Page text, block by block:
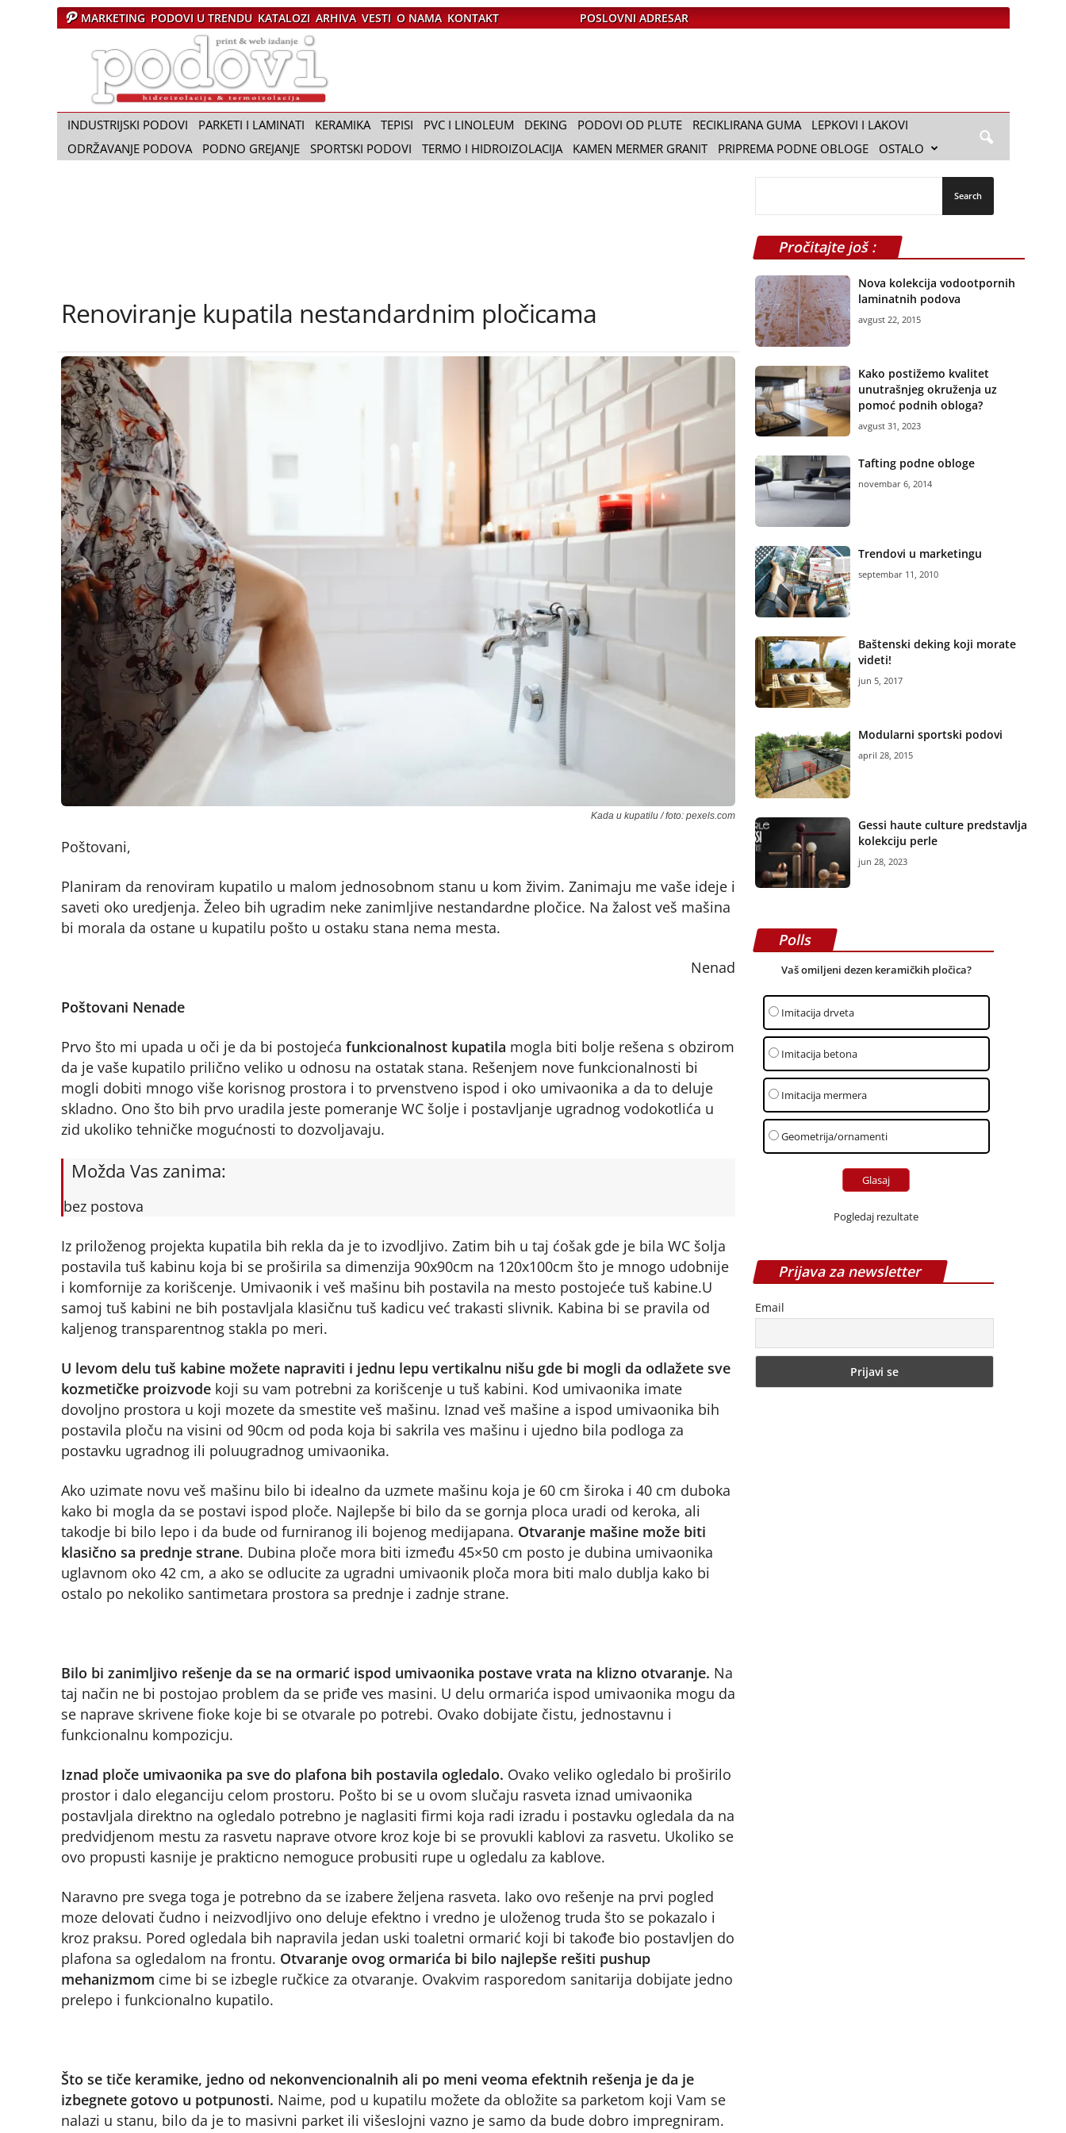
MARKETING PODOVI U TRENDU KATALOZI ARHIVA VESTI O NAMA KONTAKT POSLOVNI ADRESAR
a
p
i
P
INDUSTRIJSKI PODOVI PARKETI I LAMINATI KERAMIKA TEPISI PVC I LINOLEUM DEKING PODOVI OD PLUTE RECIKLIRANA GUMA
LEPKOVI I LAKOVI
ODRŽAVANJE PODOVA
PODNO GREJANJE SPORTSKI PODOVI TERMO I HIDROIZOLACIJA KAMEN MERMER GRANIT PRIPREMA PODNE OBLOGE OSTALO
Renoviranje kupatila nestandardnim pločicama
Kada u kupatilu / foto: pexels.com
Poštovani,
Planiram da renoviram kupatilo u malom jednosobnom stanu u kom živim. Zanimaju me vaše ideje i
saveti oko uredjenja. Želeo bih ugradim neke zanimljive nestandardne pločice. Na žalost veš mašina
bi morala da ostane u kupatilu pošto u ostaku stana nema mesta.
Nenad
Poštovani Nenade
Prvo što mi upada u oči je da bi postojeća funkcionalnost kupatila mogla biti bolje rešena s obzirom
da je vaše kupatilo prilično veliko u odnosu na ostatak stana. Rešenjem nove funkcionalnosti bi
mogli dobiti mnogo više korisnog prostora i to prvenstveno ispod i oko umivaonika a da to deluje
skladno. Ono što bih prvo uradila jeste pomeranje WC šolje i postavljanje ugradnog vodokotlića u
zid ukoliko tehničke mogućnosti to dozvoljavaju.
Možda Vas zanima:
bez postova
Iz priloženog projekta kupatila bih rekla da je to izvodljivo. Zatim bih u taj ćošak gde je bila WC šolja
postavila tuš kabinu koja bi se proširila sa dimenzija 90x90cm na 120x100cm što je mnogo udobnije
i komfornije za korišcenje. Umivaonik i veš mašinu bih postavila na mesto postojeće tuš kabine.U
samoj tuš kabini ne bih postavljala klasičnu tuš kadicu već trakasti slivnik. Kabina bi se pravila od
kaljenog transparentnog stakla po meri.
U levom delu tuš kabine možete napraviti i jednu lepu vertikalnu nišu gde bi mogli da odlažete sve
kozmetičke proizvodekoji su vam potrebni za korišcenje u tuš kabini. Kod umivaonika imate
dovoljno prostora u koji mozete da smestite veš mašinu. Iznad veš mašine a ispod umivaonika bih
postavila ploču na visini od 90cm od poda koja bi sakrila ves mašinu i ujedno bila podloga za
postavku ugradnog ili poluugradnog umivaonika.
Ako uzimate novu veš mašinu bilo bi idealno da uzmete mašinu koja je 60 cm široka i 40 cm duboka
kako bi mogla da se postavi ispod ploče. Najlepše bi bilo da se gornja ploca uradi od keroka, ali
takodje bi bilo lepo i da bude od furniranog ili bojenog medijapana. Otvaranje mašine može biti
klasično sa prednje strane. Dubina ploče mora biti između 45×50 cm posto je dubina umivaonika
uglavnom oko 42 cm, a ako se odlucite za ugradni umivaonik ploča mora biti malo dublja kako bi
ostalo po nekoliko santimetara prostora sa prednje i zadnje strane.
Bilo bi zanimljivo rešenje da se na ormarić ispod umivaonika postave vrata na klizno otvaranje. Na
taj način ne bi postojao problem da se priđe ves masini. U delu ormarića ispod umivaonika mogu da
se naprave skrivene fioke koje bi se otvarale po potrebi. Ovako dobijate čistu, jednostavnu i
funkcionalnu kompozicju.
Iznad ploče umivaonika pa sve do plafona bih postavila ogledalo. Ovako veliko ogledalo bi proširilo
prostor i dalo eleganciju celom prostoru. Pošto bi se u ovom slučaju rasveta iznad umivaonika
postavljala direktno na ogledalo potrebno je naglasiti firmi koja radi izradu i postavku ogledala da na
predvidjenom mestu za rasvetu naprave otvore kroz koje bi se provukli kablovi za rasvetu. Ukoliko se
ovo propusti kasnije je prakticno nemoguce probusiti rupe u ogledalu za kablove.
Naravno pre svega toga je potrebno da se izabere željena rasveta. Iako ovo rešenje na prvi pogled
moze delovati čudno i neizvodljivo ono deluje efektno i vredno je uloženog truda što se pokazalo i
kroz praksu. Pored ogledala bih napravila jedan uski toaletni ormarić koji bi takođe bio postavljen do
plafona sa ogledalom na frontu. Otvaranje ovog ormarića bi bilo najlepše rešiti pushup
mehanizmom cime bi se izbegle ručkice za otvaranje. Ovakvim rasporedom sanitarija dobijate jedno
prelepo i funkcionalno kupatilo.
Što se tiče keramike, jedno od nekonvencionalnih ali po meni veoma efektnih rešenja je da je
izbegnete gotovo u potpunosti. Naime, pod u kupatilu možete da obložite sa parketom koji Vam se
nalazi u stanu, bilo da je to masivni parket ili višeslojni vazno je samo da bude dobro impregniram.
Pročitajte još :
Nova kolekcija vodootpornih
laminatnih podova
avgust 22, 2015
Kako postižemo kvalitet
unutrašnjeg okruženja uz
pomoć podnih obloga?
avgust 31, 2023
Tafting podne obloge
novembar 6, 2014
Trendovi u marketingu
septembar 11, 2010
Baštenski deking koji morate
videti!
jun 5, 2017
Modularni sportski podovi
april 28, 2015
Gessi haute culture predstavlja
kolekciju perle
jun 28, 2023
Polls
Vaš omiljeni dezen keramičkih pločica?
Imitacija drveta
Imitacija betona
Imitacija mermera
Geometrija/ornamenti
Pogledaj rezultate
Prijava za newsletter
Email